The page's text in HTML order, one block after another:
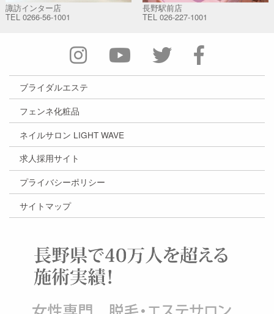
諏訪インター店
TEL 0266-56-1001
長野駅前店
TEL 026-227-1001
ブライダルエステ
フェンネ化粧品
ネイルサロン LIGHT WAVE
求人採用サイト
プライバシーポリシー
サイトマップ